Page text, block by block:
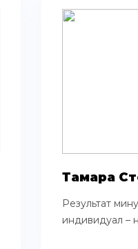
Тамара
Результат
индивидуал –